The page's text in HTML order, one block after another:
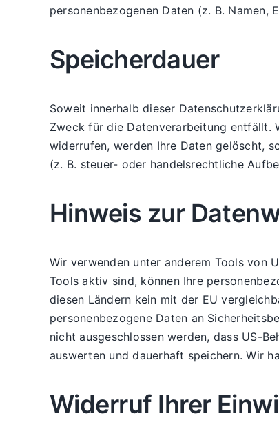
personenbezogenen Daten (z. B. Namen,
Speicherdauer
Soweit innerhalb dieser
Zweck für die Datenverarbeitung entfällt.
widerrufen, werden Ihre Daten gelöscht,
(z. B. steuer- oder handelsrechtliche
Hinweis zur
Wir verwenden unter anderem Tools von
Tools aktiv sind, können Ihre
diesen Ländern kein mit der EU
personenbezogene Daten an
nicht ausgeschlossen werden, dass US-
auswerten und dauerhaft speichern. Wir
Widerruf Ihrer